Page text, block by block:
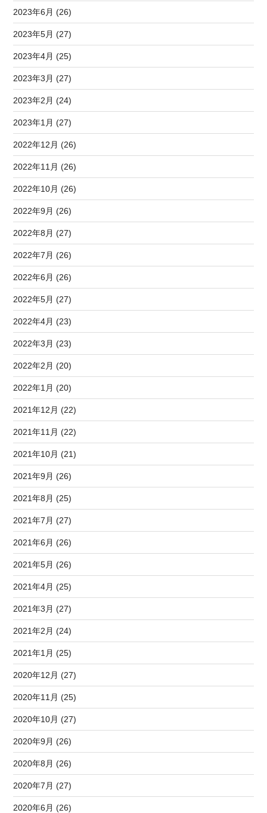
2023年6月 (26)
2023年5月 (27)
2023年4月 (25)
2023年3月 (27)
2023年2月 (24)
2023年1月 (27)
2022年12月 (26)
2022年11月 (26)
2022年10月 (26)
2022年9月 (26)
2022年8月 (27)
2022年7月 (26)
2022年6月 (26)
2022年5月 (27)
2022年4月 (23)
2022年3月 (23)
2022年2月 (20)
2022年1月 (20)
2021年12月 (22)
2021年11月 (22)
2021年10月 (21)
2021年9月 (26)
2021年8月 (25)
2021年7月 (27)
2021年6月 (26)
2021年5月 (26)
2021年4月 (25)
2021年3月 (27)
2021年2月 (24)
2021年1月 (25)
2020年12月 (27)
2020年11月 (25)
2020年10月 (27)
2020年9月 (26)
2020年8月 (26)
2020年7月 (27)
2020年6月 (26)